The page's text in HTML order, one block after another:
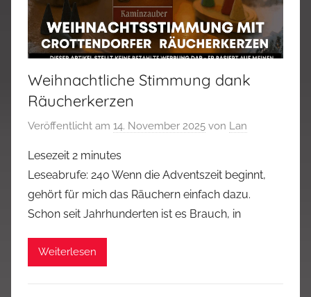
Weihnachtliche Stimmung dank
Räucherkerzen
Veröffentlicht am 14. November 2025 von Lan
Lesezeit 2 minutes
Leseabrufe: 240 Wenn die Adventszeit beginnt,
gehört für mich das Räuchern einfach dazu.
Schon seit Jahrhunderten ist es Brauch, in
Weiterlesen